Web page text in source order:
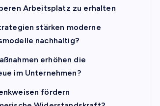
Arbeitsplatz zu erhalten
stärken moderne
nachhaltig?
erhöhen die
im Unternehmen?
fördern